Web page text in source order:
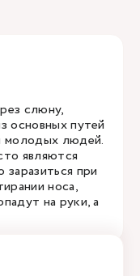
слюну,
основных путей
молодых людей.
являются
при
носа,
на руки, а